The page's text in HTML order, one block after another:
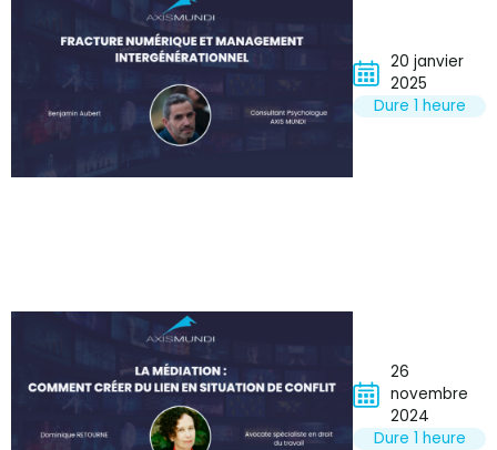
20 janvier
2025
Dure 1 heure
26
novembre
2024
Dure 1 heure